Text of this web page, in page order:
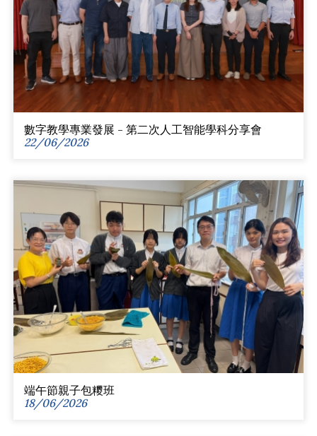
數字教學專業發展 - 第二次人工智能學科分享會
22/06/2026
端午節親子包糭班
18/06/2026